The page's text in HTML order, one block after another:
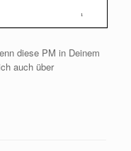
diese PM in Deinem
auch über